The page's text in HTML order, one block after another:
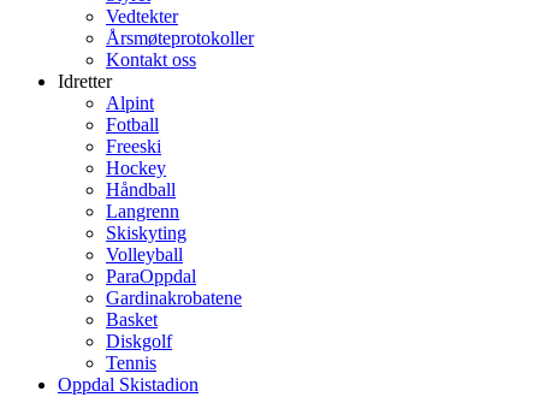
Vedtekter
Årsmøteprotokoller
Kontakt oss
Idretter
Alpint
Fotball
Freeski
Hockey
Håndball
Langrenn
Skiskyting
Volleyball
ParaOppdal
Gardinakrobatene
Basket
Diskgolf
Tennis
Oppdal Skistadion